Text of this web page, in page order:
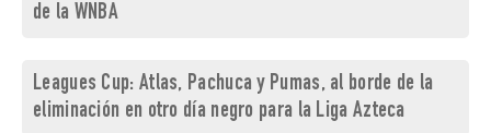
de la WNBA
Leagues Cup: Atlas, Pachuca y Pumas, al borde de la
eliminación en otro día negro para la Liga Azteca